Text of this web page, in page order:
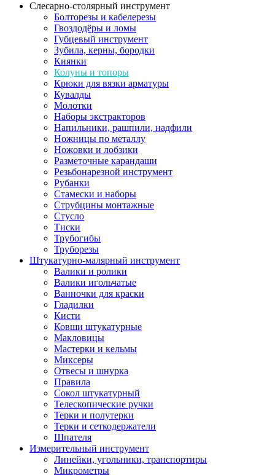
Слесарно-столярный инструмент
Болторезы и кабелерезы
Гвоздодёры и ломы
Губцевый инструмент
Зубила, керны, бородки
Киянки
Колуны и топоры
Крюки для вязки арматуры
Кувалды
Молотки
Наборы экстракторов
Напильники, рашпили, надфили
Ножницы по металлу
Ножовки и лобзики
Разметочные карандаши
Резьбонарезной инструмент
Рубанки
Стамески и наборы
Струбцины монтажные
Стусло
Тиски
Трубогибы
Труборезы
Штукатурно-малярный инструмент
Валики и ролики
Валики игольчатые
Ванночки для краски
Гладилки
Кисти
Ковши штукатурные
Макловицы
Мастерки и кельмы
Миксеры
Отвесы и шнурка
Правила
Сокол штукатурный
Телескопические ручки
Терки и полутерки
Терки и сеткодержатели
Шпателя
Измерительный инструмент
Линейки, угольники, транспортиры
Микрометры